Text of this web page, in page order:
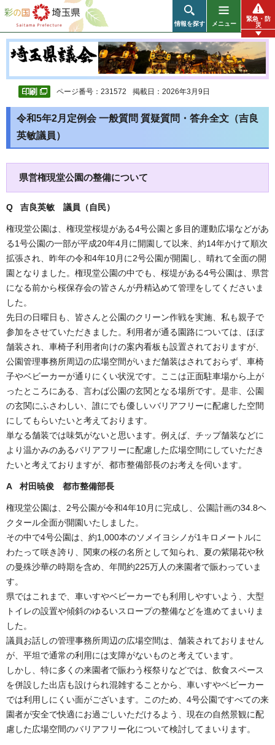
彩の国 埼玉県
情報を探す メニュー
緊急・防
災
ページ番号：231572 掲載日：2026年3月9日
令和5年2月定例会 一般質問 質疑質問・答弁全文（吉良
英敏議員）
県営権現堂公園の整備について
Q 吉良英敏 議員（自民）
権現堂公園は、権現堂桜堤がある4号公園と多目的運動広場などがあ
る1号公園の一部が平成20年4月に開園して以来、約14年かけて順次
拡張され、昨年の令和4年10月に2号公園が開園し、晴れて全面の開
園となりました。権現堂公園の中でも、桜堤がある4号公園は、県営
になる前から桜保存会の皆さんが丹精込めて管理をしてくださいま
した。
先日の日曜日も、皆さんと公園のクリーン作戦を実施、私も親子で
参加をさせていただきました。利用者が通る園路については、ほぼ
舗装され、車椅子利用者向けの案内看板も設置されておりますが、
公園管理事務所周辺の広場空間がいまだ舗装はされておらず、車椅
子やベビーカーが通りにくい状況です。ここは正面駐車場から上が
ったところにある、言わば公園の玄関となる場所です。是非、公園
の玄関にふさわしい、誰にでも優しいバリアフリーに配慮した空間
にしてもらいたいと考えております。
単なる舗装では味気がないと思います。例えば、チップ舗装などに
より温かみのあるバリアフリーに配慮した広場空間にしていただき
たいと考えておりますが、都市整備部長のお考えを伺います。
A 村田暁俊 都市整備部長
権現堂公園は、2号公園が令和4年10月に完成し、公園計画の34.8ヘ
クタール全面が開園いたしました。
その中で4号公園は、約1,000本のソメイヨシノが1キロメートルに
わたって咲き誇り、関東の桜の名所として知られ、夏の紫陽花や秋
の曼殊沙華の時期を含め、年間約225万人の来園者で賑わっていま
す。
県ではこれまで、車いすやベビーカーでも利用しやすいよう、大型
トイレの設置や傾斜のゆるいスロープの整備などを進めてまいりま
した。
議員お話しの管理事務所周辺の広場空間は、舗装されておりません
が、平坦で通常の利用には支障がないものと考えています。
しかし、特に多くの来園者で賑わう桜祭りなどでは、飲食スペース
を併設した出店も設けられ混雑することから、車いすやベビーカー
では利用しにくい面がございます。このため、4号公園ですべての来
園者が安全で快適にお過ごしいただけるよう、現在の自然景観に配
慮した広場空間のバリアフリー化について検討してまいります。